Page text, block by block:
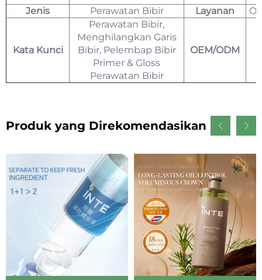
Jenis
Perawatan Bibir Layanan
Kata Kunci
Perawatan Bibir,
Menghilangkan Garis
Bibir, Pelembap Bibir
Primer & Gloss
Perawatan Bibir
OEM/ODM
Produk yang Direkomendasikan